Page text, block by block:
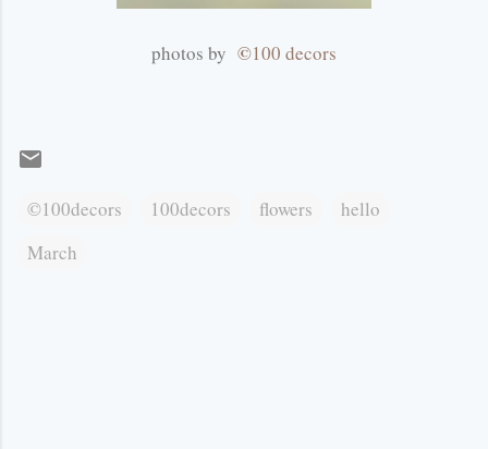
photos by ©100 decors
©100decors 100decors flowers
hello
March